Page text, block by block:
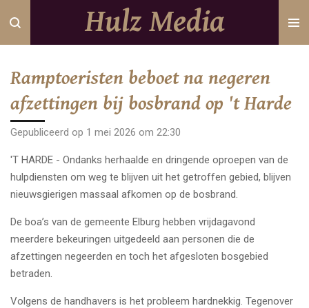
Ga
direct
hoofdinhoud
Hulz Media
Ramptoeristen beboet na negeren
afzettingen bij bosbrand op 't Harde
Gepubliceerd op 1 mei 2026 om 22:30
'T HARDE - Ondanks herhaalde en dringende oproepen van de
hulpdiensten om weg te blijven uit het getroffen gebied, blijven
nieuwsgierigen massaal afkomen op de bosbrand.
De boa’s van de gemeente Elburg hebben vrijdagavond
meerdere bekeuringen uitgedeeld aan personen die de
afzettingen negeerden en toch het afgesloten bosgebied
betraden.
Volgens de handhavers is het probleem hardnekkig. Tegenover